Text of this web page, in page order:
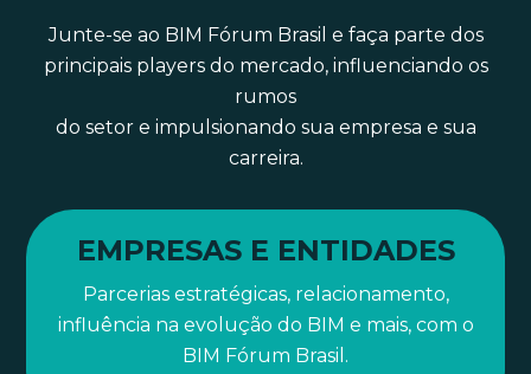
Junte-se ao BIM Fórum Brasil e faça parte dos
principais players do mercado, influenciando os
rumos
do setor e impulsionando sua empresa e sua
carreira.
EMPRESAS E ENTIDADES
Parcerias estratégicas, relacionamento,
influência na evolução do BIM e mais, com o
BIM Fórum Brasil.